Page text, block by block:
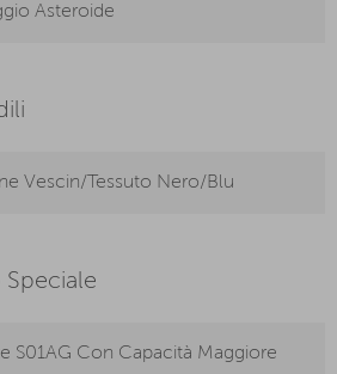
Asteroide
Vescin/Tessuto Nero/Blu
S01AG Con Capacità Maggiore